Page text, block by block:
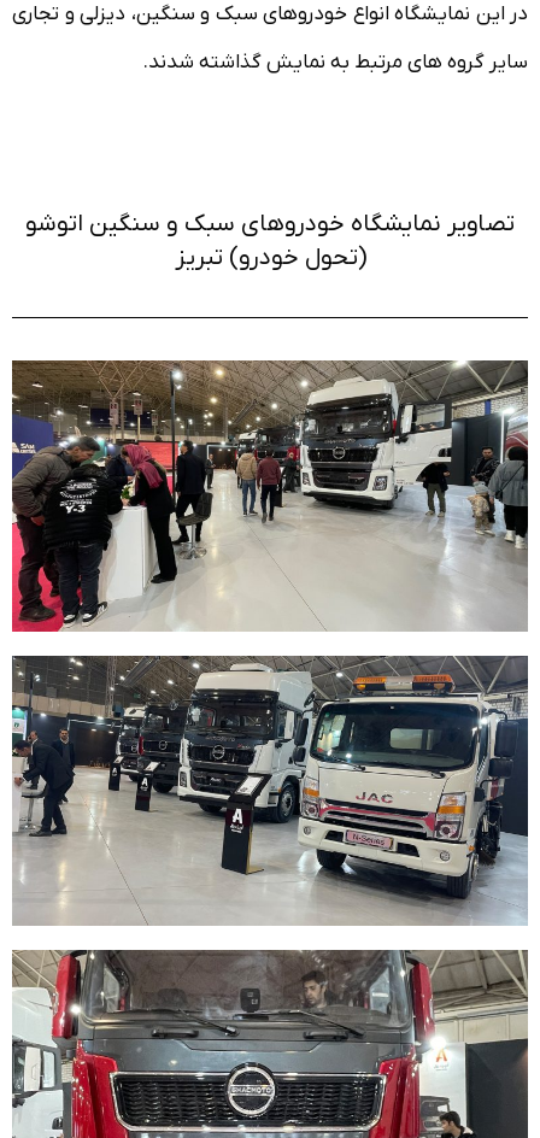
در این نمایشگاه انواع خودروهای سبک و سنگین، دیزلی و تجاری
سایر گروه های مرتبط به نمایش گذاشته شدند.
تصاویر نمایشگاه خودروهای سبک و سنگین اتوشو
(تحول خودرو) تبریز